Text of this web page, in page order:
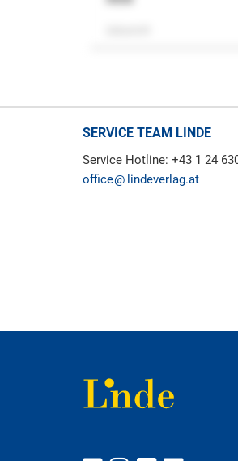
SERVICE TEAM LINDE
Service Hotline: +43 1 24
office
lindeverlag.at